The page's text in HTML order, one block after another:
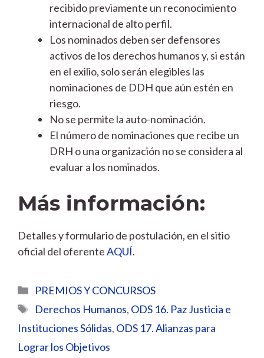
recibido previamente un reconocimiento
internacional de alto perfil.
Los nominados deben ser defensores
activos de los derechos humanos y, si están
en el exilio, solo serán elegibles las
nominaciones de DDH que aún estén en
riesgo.
No se permite la auto-nominación.
El número de nominaciones que recibe un
DRH o una organización no se considera al
evaluar a los nominados.
Más información:
Detalles y formulario de postulación, en el sitio
oficial del oferenteAQUÍ.
Categorías
PREMIOS Y CONCURSOS
Etiquetas
Derechos Humanos, ODS 16. Paz Justicia e
Instituciones Sólidas, ODS 17. Alianzas para
Lograr los Objetivos